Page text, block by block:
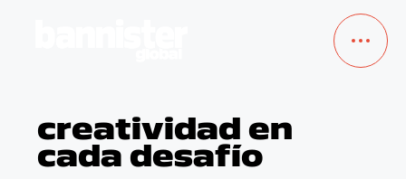
TRABAJOS
creatividad en
cada desafío